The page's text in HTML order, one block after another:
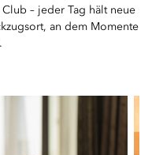
– jeder Tag hält neue
an dem Momente